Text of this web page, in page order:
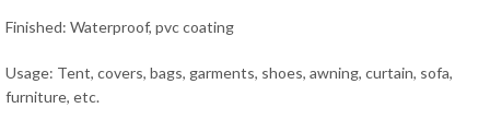
Finished: Waterproof, pvc coating
Usage: Tent, covers, bags, garments, shoes, awning, curtain, sofa,
furniture, etc.